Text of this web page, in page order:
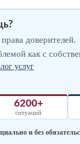
доверителей.
как с
услуг
6200+
ситуаций
и без